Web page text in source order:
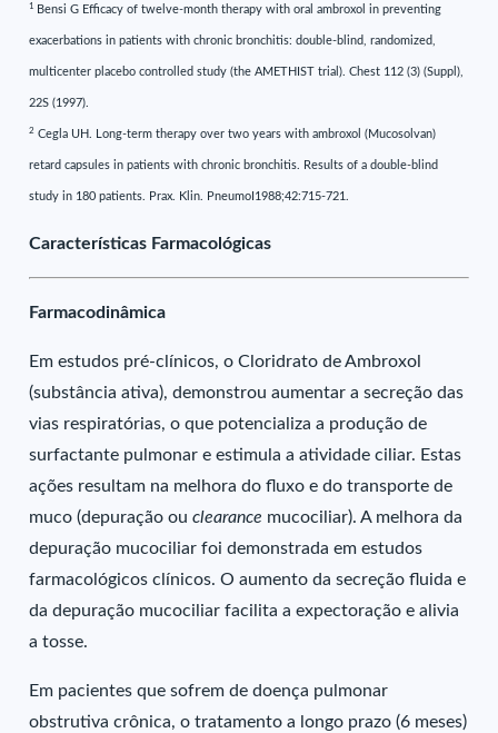
1 Bensi G Efficacy of twelve-month therapy with oral ambroxol in preventing
exacerbations in patients with chronic bronchitis: double-blind, randomized,
multicenter placebo controlled study (the AMETHIST trial). Chest 112 (3) (Suppl),
22S (1997).
2 Cegla UH. Long-term therapy over two years with ambroxol (Mucosolvan)
retard capsules in patients with chronic bronchitis. Results of a double-blind
study in 180 patients. Prax. Klin. PneumoI1988;42:715-721.
Características Farmacológicas
Farmacodinâmica
Em estudos pré-clínicos, o Cloridrato de Ambroxol
(substância ativa), demonstrou aumentar a secreção das
vias respiratórias, o que potencializa a produção de
surfactante pulmonar e estimula a atividade ciliar. Estas
ações resultam na melhora do fluxo e do transporte de
muco (depuração ouclearance mucociliar). A melhora da
depuração mucociliar foi demonstrada em estudos
farmacológicos clínicos. O aumento da secreção fluida e
da depuração mucociliar facilita a expectoração e alivia
a tosse.
Em pacientes que sofrem de doença pulmonar
obstrutiva crônica, o tratamento a longo prazo (6 meses)